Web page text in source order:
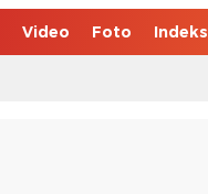
Video Foto Indeks